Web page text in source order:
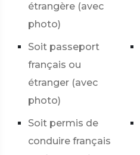
étrangère (avec
photo)
Soit passeport
français ou
étranger (avec
photo)
Soit permis de
conduire français